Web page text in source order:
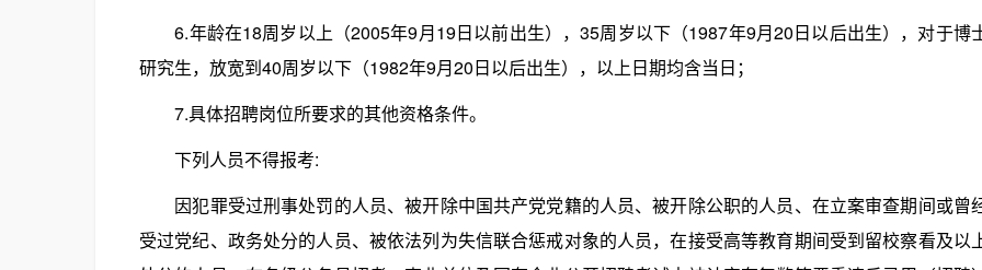
6.年龄在18周岁以上（2005年9月19日以前出生），35周岁以下（1987年9月20日以后出生），对于博
研究生，放宽到40周岁以下（1982年9月20日以后出生），以上日期均含当日；
7.具体招聘岗位所要求的其他资格条件。
下列人员不得报考:
因犯罪受过刑事处罚的人员、被开除中国共产党党籍的人员、被开除公职的人员、在立案审查期间或曾
受过党纪、政务处分的人员、被依法列为失信联合惩戒对象的人员，在接受高等教育期间受到留校察看及以